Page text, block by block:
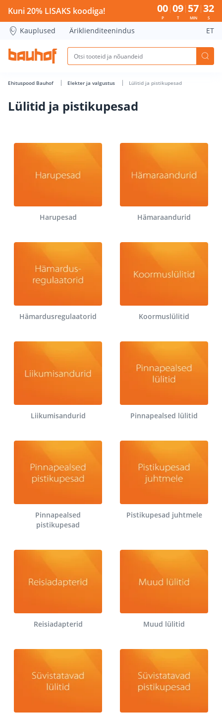
Lülitid ja pistikupesad - Bauhof has loaded
Kuni 20% LISAKS koodiga! 00
P
09
T
57
MIN
32
S
Kauplused Äriklienditeenindus ET
Ehituspood Bauhof Elekter ja valgustus Lülitid ja pistikupesad
Lülitid ja pistikupesad
Harupesad Hämaraandurid
Hämardusregulaatorid Koormuslülitid
Liikumisandurid Pinnapealsed lülitid
Pinnapealsed
pistikupesad
Pistikupesad juhtmele
Reisiadapterid Muud lülitid